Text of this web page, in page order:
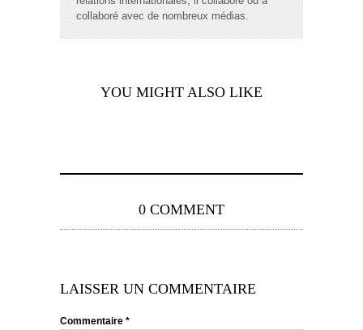
collaboré avec de nombreux médias.
YOU MIGHT ALSO LIKE
0 COMMENT
LAISSER UN COMMENTAIRE
Commentaire *